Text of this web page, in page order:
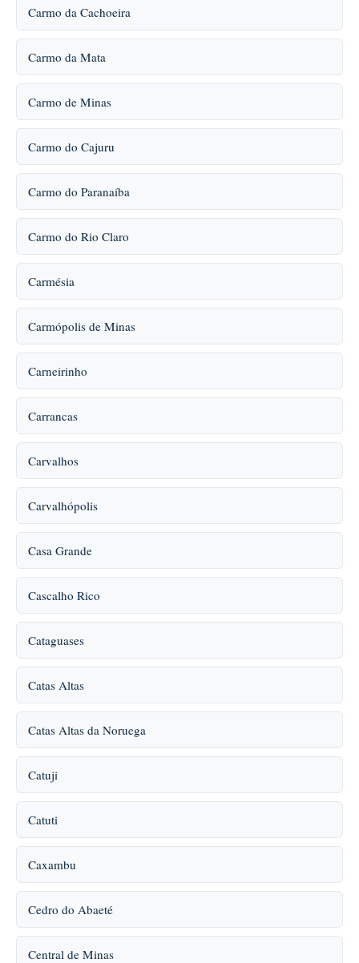
Carmo da Cachoeira
Carmo da Mata
Carmo de Minas
Carmo do Cajuru
Carmo do Paranaíba
Carmo do Rio Claro
Carmésia
Carmópolis de Minas
Carneirinho
Carrancas
Carvalhos
Carvalhópolis
Casa Grande
Cascalho Rico
Cataguases
Catas Altas
Catas Altas da Noruega
Catuji
Catuti
Caxambu
Cedro do Abaeté
Central de Minas